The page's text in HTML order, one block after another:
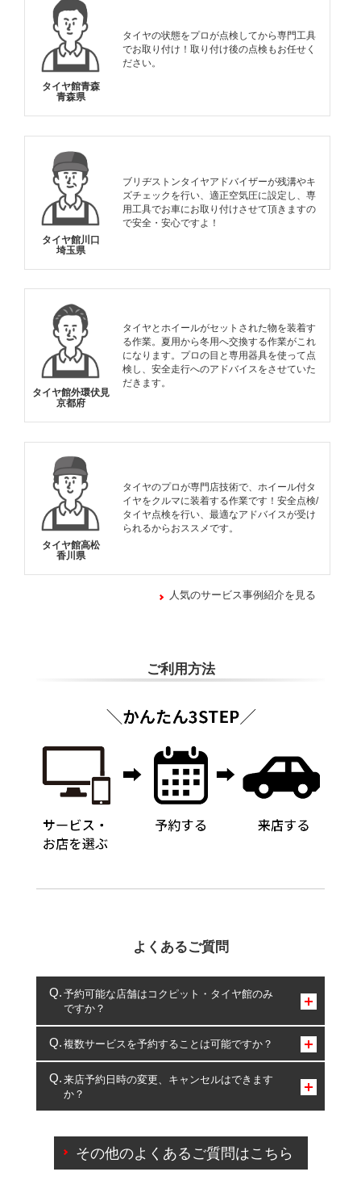
タイヤ館青森
青森県
タイヤの状態をプロが点検してから専門工具
でお取り付け！取り付け後の点検もお任せく
ださい。
タイヤ館川口
埼玉県
ブリヂストンタイヤアドバイザーが残溝やキ
ズチェックを行い、適正空気圧に設定し、専
用工具でお車にお取り付けさせて頂きますの
で安全・安心ですよ！
タイヤ館外環伏見
京都府
タイヤとホイールがセットされた物を装着す
る作業。夏用から冬用へ交換する作業がこれ
になります。プロの目と専用器具を使って点
検し、安全走行へのアドバイスをさせていた
だきます。
タイヤ館高松
香川県
タイヤのプロが専門店技術で、ホイール付タ
イヤをクルマに装着する作業です！安全点検/
タイヤ点検を行い、最適なアドバイスが受け
られるからおススメです。
人気のサービス事例紹介を見る
ご利用方法
よくあるご質問
予約可能な店舗はコクピット・タイヤ館のみ
ですか？
コクピット・タイヤ館のみとなります。
複数サービスを予約することは可能ですか？
複数サービスのご予約は可能です。
一部の商品・サービスの組み合わせに限り、同時にご予約が
出来ないものもございます。
来店予約日時の変更、キャンセルはできます
か？
ご来店予約日の3営業日前を過ぎている場合のご予約
の日時変更につきましては、直接ご予約の店舗まで
その他のよくあるご質問はこちら